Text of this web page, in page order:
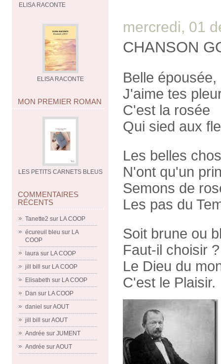
ELISA RACONTE
ELISA RACONTE
MON PREMIER ROMAN
LES PETITS CARNETS BLEUS
COMMENTAIRES
RÉCENTS
Tanette2 sur LA COOP
écureuil bleu sur LA
COOP
laura sur LA COOP
jill bill
sur LA COOP
Elisabeth sur LA COOP
Dan sur LA COOP
daniel surAOUT
jill bill
surAOUT
Andrée sur JUMENT
Andrée surAOUT
mercredi, 01
CHANSON
Belle épousée,
J'aime tes
C'est la rosée
Qui sied aux
Les belles
N'ont qu'un
Semons de
Les pas du
Soit brune ou
Faut-il choisir ?
Le Dieu du
C'est le Plaisir.